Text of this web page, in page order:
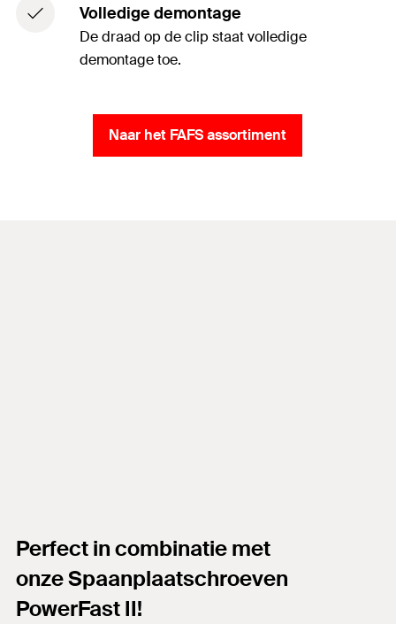
Volledige demontage
De draad op de clip staat volledige
demontage toe.
Naar het FAFS assortiment
Perfect in combinatie met
onze Spaanplaatschroeven
PowerFast II!